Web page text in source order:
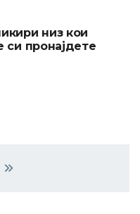
низ кои
си пронајдете
Last page